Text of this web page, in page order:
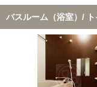
バスルーム（浴室）/ ト